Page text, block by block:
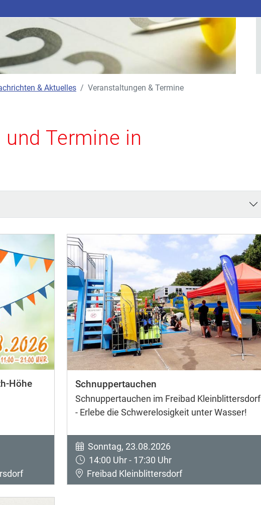
& Aktuelles Veranstaltungen & Termine
Termine in
Höhe Schnuppertauchen
Schnuppertauchen im Freibad Kleinblittersdorf
- Erlebe die Schwerelosigkeit unter Wasser!
Sonntag, 23.08.2026
14:00 Uhr - 17:30 Uhr
Freibad Kleinblittersdorf